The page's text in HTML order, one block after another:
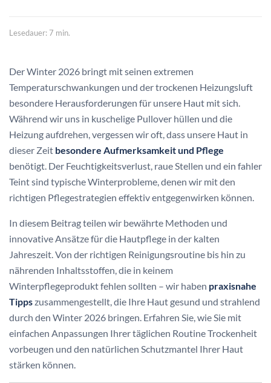
Lesedauer: 7 min.
Der Winter 2026 bringt mit seinen extremen
Temperaturschwankungen und der trockenen Heizungsluft
besondere Herausforderungen für unsere Haut mit sich.
Während wir uns in kuschelige Pullover hüllen und die
Heizung aufdrehen, vergessen wir oft, dass unsere Haut in
dieser Zeit besondere Aufmerksamkeit und Pflege
benötigt. Der Feuchtigkeitsverlust, raue Stellen und ein fahler
Teint sind typische Winterprobleme, denen wir mit den
richtigen Pflegestrategien effektiv entgegenwirken können.
In diesem Beitrag teilen wir bewährte Methoden und
innovative Ansätze für die Hautpflege in der kalten
Jahreszeit. Von der richtigen Reinigungsroutine bis hin zu
nährenden Inhaltsstoffen, die in keinem
Winterpflegeprodukt fehlen sollten – wir haben praxisnahe
Tippszusammengestellt, die Ihre Haut gesund und strahlend
durch den Winter 2026 bringen. Erfahren Sie, wie Sie mit
einfachen Anpassungen Ihrer täglichen Routine Trockenheit
vorbeugen und den natürlichen Schutzmantel Ihrer Haut
stärken können.